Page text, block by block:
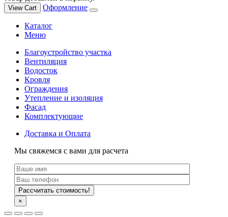
View Cart Оформление
Каталог
Меню
Благоустройство участка
Вентиляция
Водосток
Кровля
Ограждения
Утепление и изоляция
Фасад
Комплектующие
Доставка и Оплата
Мы свяжемся с вами для расчета
×